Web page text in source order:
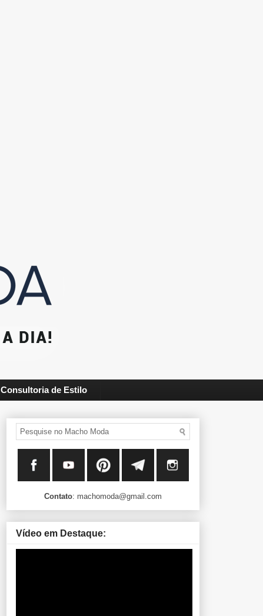
Consultoria de Estilo
Contato: machomoda@gmail.com
Vídeo em Destaque: